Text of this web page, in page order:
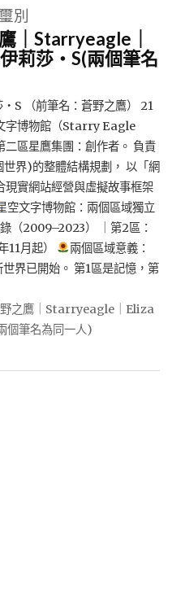
別
｜Starryeagle｜
莉莎・S(兩個筆名
S （前筆名：蒼野之鷹） 21
字博物館（Starry Eagle
區星鷹集團：創作者。 負責
界)的整體結構規劃， 以「網
現實網站經營與虛擬故事框架
空文字博物館：兩個區域獨立
（2009–2023） ｜第2區：
11月起）
兩個區域意義：
界已開始。 第1區是記憶，第
之鷹｜Starryeagle｜Eliza
個筆名為同一人)